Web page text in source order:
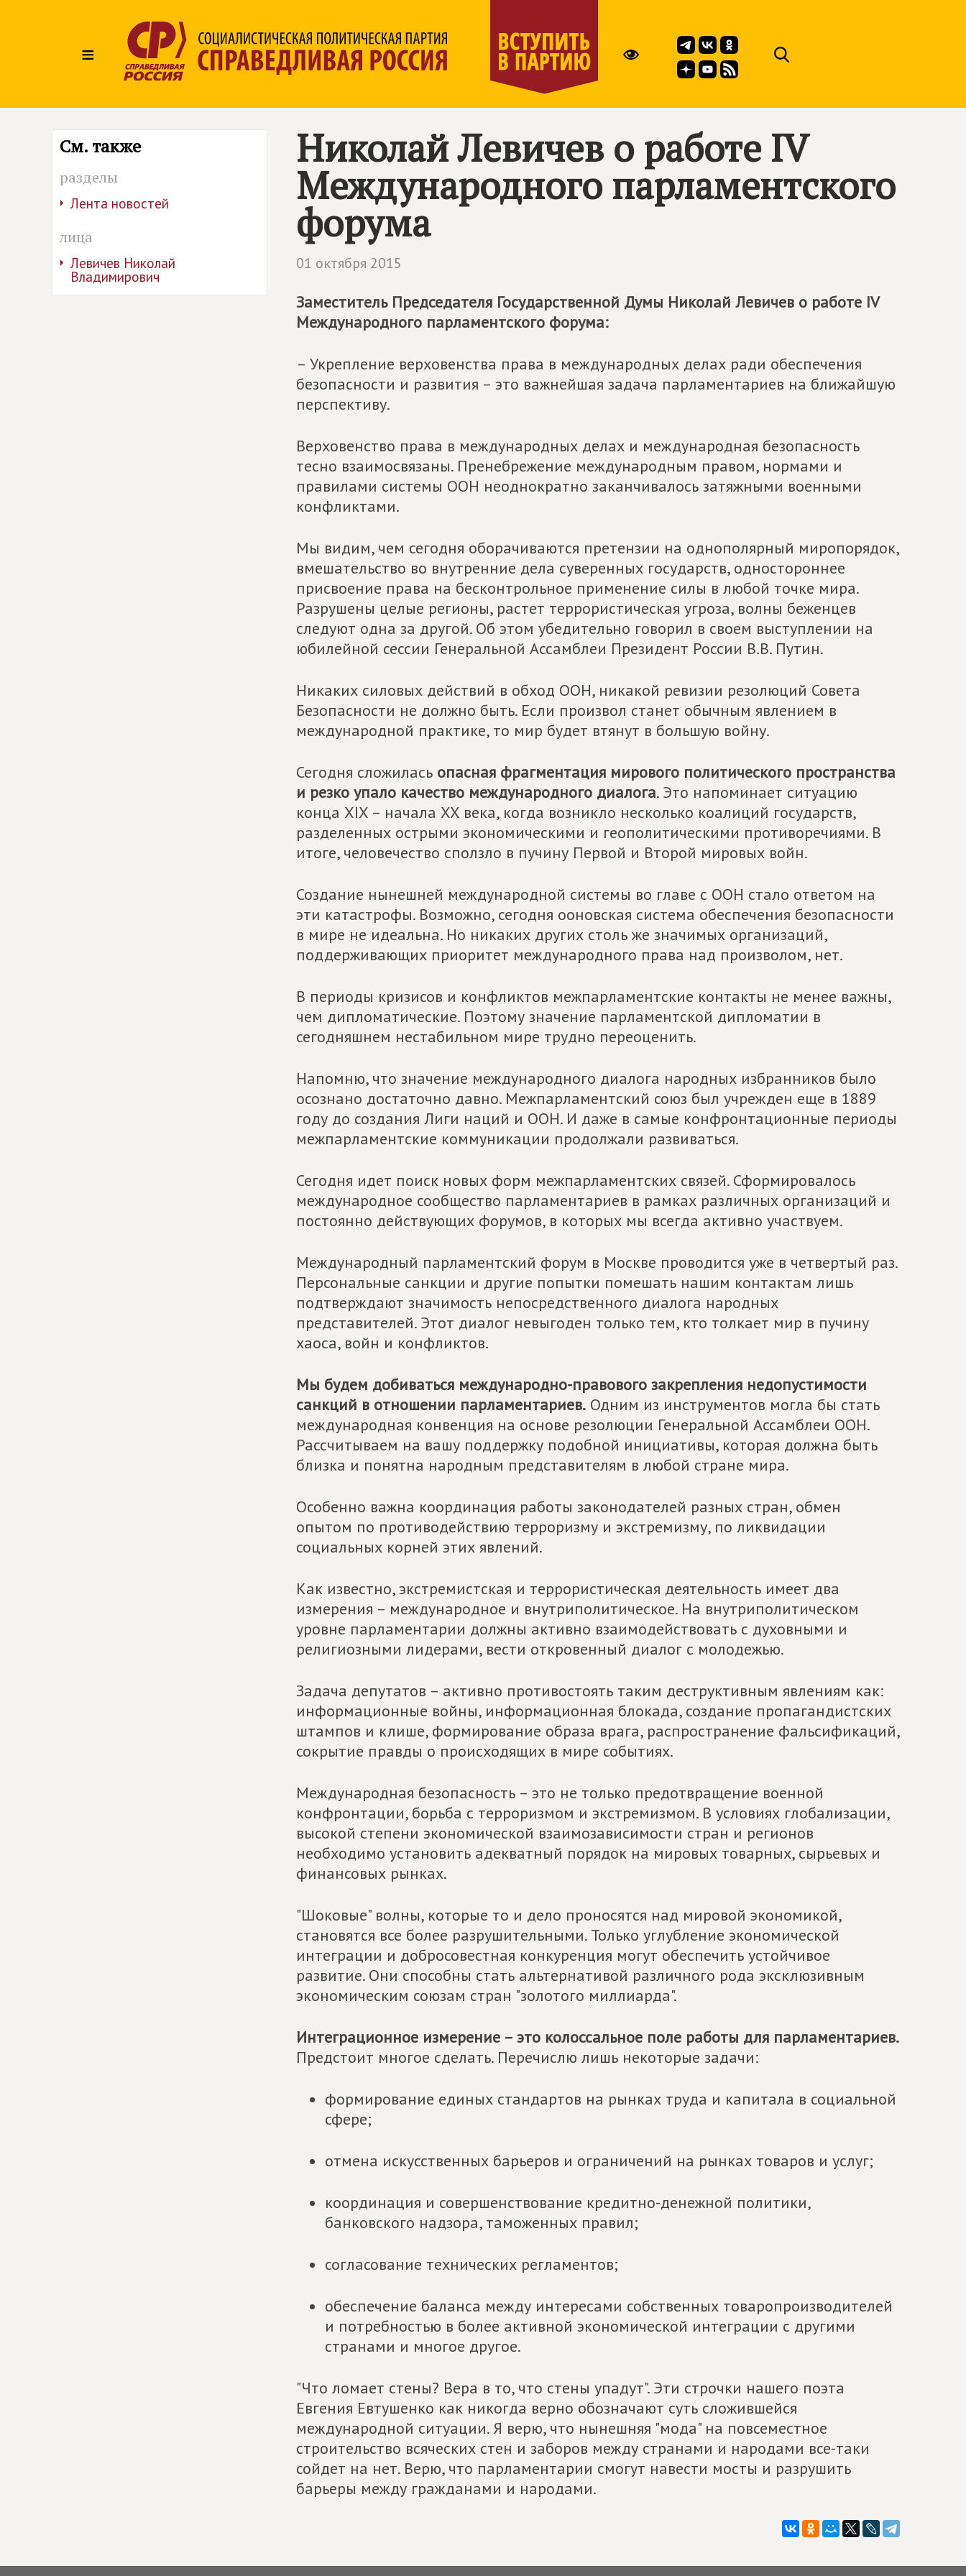
≡
См. также
разделы
Лента новостей
лица
Левичев Николай
Владимирович
Николай Левичев о работе IV
Международного парламентского
форума
01 октября 2015
Заместитель Председателя Государственной Думы Николай Левичев о работе IV
Международного парламентского форума:
– Укрепление верховенства права в международных делах ради обеспечения
безопасности и развития – это важнейшая задача парламентариев на ближайшую
перспективу.
Верховенство права в международных делах и международная безопасность
тесно взаимосвязаны. Пренебрежение международным правом, нормами и
правилами системы ООН неоднократно заканчивалось затяжными военными
конфликтами.
Мы видим, чем сегодня оборачиваются претензии на однополярный миропорядок,
вмешательство во внутренние дела суверенных государств, одностороннее
присвоение права на бесконтрольное применение силы в любой точке мира.
Разрушены целые регионы, растет террористическая угроза, волны беженцев
следуют одна за другой. Об этом убедительно говорил в своем выступлении на
юбилейной сессии Генеральной Ассамблеи Президент России В.В. Путин.
Никаких силовых действий в обход ООН, никакой ревизии резолюций Совета
Безопасности не должно быть. Если произвол станет обычным явлением в
международной практике, то мир будет втянут в большую войну.
Сегодня сложилась опасная фрагментация мирового политического пространства
и резко упало качество международного диалога. Это напоминает ситуацию
конца XIX – начала XX века, когда возникло несколько коалиций государств,
разделенных острыми экономическими и геополитическими противоречиями. В
итоге, человечество сползло в пучину Первой и Второй мировых войн.
Создание нынешней международной системы во главе с ООН стало ответом на
эти катастрофы. Возможно, сегодня ооновская система обеспечения безопасности
в мире не идеальна. Но никаких других столь же значимых организаций,
поддерживающих приоритет международного права над произволом, нет.
В периоды кризисов и конфликтов межпарламентские контакты не менее важны,
чем дипломатические. Поэтому значение парламентской дипломатии в
сегодняшнем нестабильном мире трудно переоценить.
Напомню, что значение международного диалога народных избранников было
осознано достаточно давно. Межпарламентский союз был учрежден еще в 1889
году до создания Лиги наций и ООН. И даже в самые конфронтационные периоды
межпарламентские коммуникации продолжали развиваться.
Сегодня идет поиск новых форм межпарламентских связей. Сформировалось
международное сообщество парламентариев в рамках различных организаций и
постоянно действующих форумов, в которых мы всегда активно участвуем.
Международный парламентский форум в Москве проводится уже в четвертый раз.
Персональные санкции и другие попытки помешать нашим контактам лишь
подтверждают значимость непосредственного диалога народных
представителей. Этот диалог невыгоден только тем, кто толкает мир в пучину
хаоса, войн и конфликтов.
Мы будем добиваться международно-правового закрепления недопустимости
санкций в отношении парламентариев. Одним из инструментов могла бы стать
международная конвенция на основе резолюции Генеральной Ассамблеи ООН.
Рассчитываем на вашу поддержку подобной инициативы, которая должна быть
близка и понятна народным представителям в любой стране мира.
Особенно важна координация работы законодателей разных стран, обмен
опытом по противодействию терроризму и экстремизму, по ликвидации
социальных корней этих явлений.
Как известно, экстремистская и террористическая деятельность имеет два
измерения – международное и внутриполитическое. На внутриполитическом
уровне парламентарии должны активно взаимодействовать с духовными и
религиозными лидерами, вести откровенный диалог с молодежью.
Задача депутатов – активно противостоять таким деструктивным явлениям как:
информационные войны, информационная блокада, создание пропагандистских
штампов и клише, формирование образа врага, распространение фальсификаций,
сокрытие правды о происходящих в мире событиях.
Международная безопасность – это не только предотвращение военной
конфронтации, борьба с терроризмом и экстремизмом. В условиях глобализации,
высокой степени экономической взаимозависимости стран и регионов
необходимо установить адекватный порядок на мировых товарных, сырьевых и
финансовых рынках.
"Шоковые" волны, которые то и дело проносятся над мировой экономикой,
становятся все более разрушительными. Только углубление экономической
интеграции и добросовестная конкуренция могут обеспечить устойчивое
развитие. Они способны стать альтернативой различного рода эксклюзивным
экономическим союзам стран "золотого миллиарда".
Интеграционное измерение – это колоссальное поле работы для парламентариев.
Предстоит многое сделать. Перечислю лишь некоторые задачи:
формирование единых стандартов на рынках труда и капитала в социальной
сфере;
отмена искусственных барьеров и ограничений на рынках товаров и услуг;
координация и совершенствование кредитно-денежной политики,
банковского надзора, таможенных правил;
согласование технических регламентов;
обеспечение баланса между интересами собственных товаропроизводителей
и потребностью в более активной экономической интеграции с другими
странами и многое другое.
"Что ломает стены? Вера в то, что стены упадут". Эти строчки нашего поэта
Евгения Евтушенко как никогда верно обозначают суть сложившейся
международной ситуации. Я верю, что нынешняя "мода" на повсеместное
строительство всяческих стен и заборов между странами и народами все-таки
сойдет на нет. Верю, что парламентарии смогут навести мосты и разрушить
барьеры между гражданами и народами.